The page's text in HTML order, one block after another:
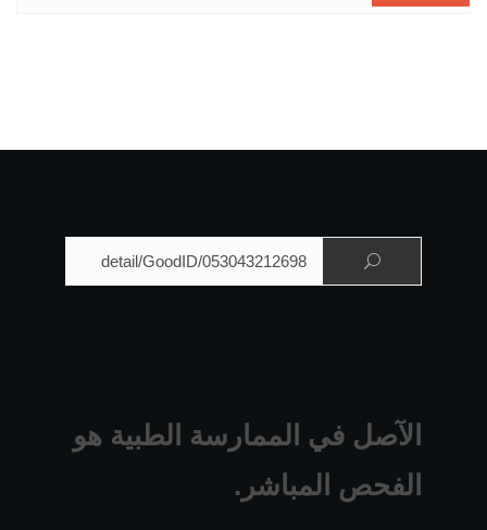
الآصل في الممارسة الطبية هو
الفحص المباشر.